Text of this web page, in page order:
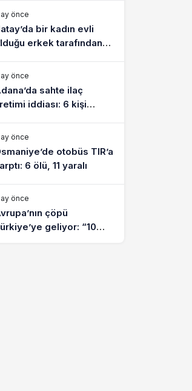
önce
bir kadın evli
erkek tarafından
önce
sahte ilaç
iddiası: 6 kişi
önce
otobüs TIR’a
6 ölü, 11 yaralı
önce
çöpü
geliyor: “10